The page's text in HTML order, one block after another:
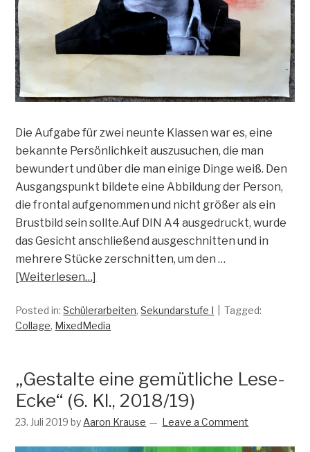
Die Aufgabe für zwei neunte Klassen war es, eine
bekannte Persönlichkeit auszusuchen, die man
bewundert und über die man einige Dinge weiß. Den
Ausgangspunkt bildete eine Abbildung der Person,
die frontal aufgenommen und nicht größer als ein
Brustbild sein sollte.Auf DIN A4 ausgedruckt, wurde
das Gesicht anschließend ausgeschnitten und in
mehrere Stücke zerschnitten, um den …
[Weiterlesen…]
Posted in:Schülerarbeiten,Sekundarstufe I
Tagged:
Collage, MixedMedia
„Gestalte eine gemütliche Lese-
Ecke“ (6. Kl., 2018/19)
23. Juli 2019 by Aaron Krause Leave a Comment